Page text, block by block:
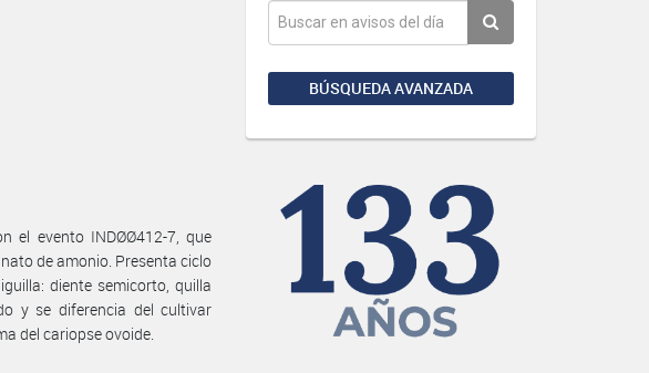
BÚSQUEDA AVANZADA
el evento INDØØ412-7, que
de amonio. Presenta ciclo
diente semicorto, quilla
y se diferencia del cultivar
del cariopse ovoide.